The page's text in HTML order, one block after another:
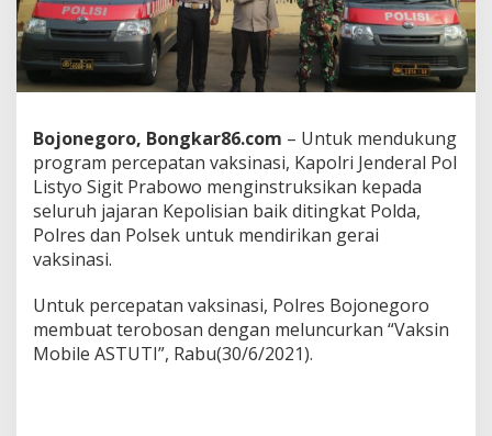
P
o
l
i
s
i
B
o
j
o
n
o
r
o
M
Bojonegoro, Bongkar86.com – Untuk mendukung
program percepatan vaksinasi, Kapolri Jenderal Pol
Listyo Sigit Prabowo menginstruksikan kepada
seluruh jajaran Kepolisian baik ditingkat Polda,
Polres dan Polsek untuk mendirikan gerai
vaksinasi.
Untuk percepatan vaksinasi, Polres Bojonegoro
membuat terobosan dengan meluncurkan “Vaksin
Mobile ASTUTI”, Rabu(30/6/2021).